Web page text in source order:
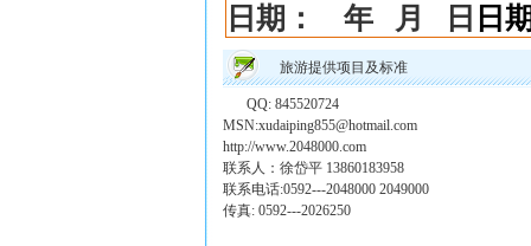
日期：
年 月 日 日
旅游提供项目及标准
QQ: 845520724
MSN:xudaiping855@hotmail.com
http://www.2048000.com
联系人：徐岱平 13860183958
联系电话:0592---2048000 2049000
传真: 0592---2026250